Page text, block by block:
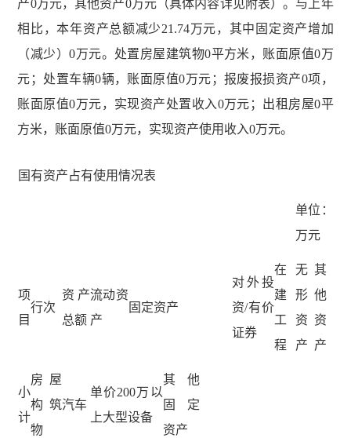
产0万元，其他资产0万元（具体内容详见附表）。与上年
相比，本年资产总额减少21.74万元，其中固定资产增加
（减少）0万元。处置房屋建筑物0平方米，账面原值0万
元；处置车辆0辆，账面原值0万元；报废报损资产0项，
账面原值0万元，实现资产处置收入0万元；出租房屋0平
方米，账面原值0万元，实现资产使用收入0万元。
国有资产占有使用情况表
单位：
万元
项
目
行次
资产
总额
流动资
产
固定资产
对外投
资/有价
证券
在
建
工
程
无
形
资
产
其
他
资
产
小
计
房屋
构筑
物
汽车
单价200万以
上大型设备
其他
固定
资产